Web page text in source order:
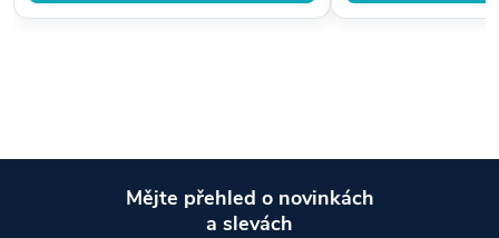
Mějte přehled o novinkách
a slevách